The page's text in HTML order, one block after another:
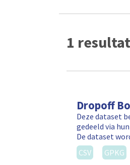
1
Dropoff
Deze dataset
gedeeld via
De dataset
CSV
GPKG